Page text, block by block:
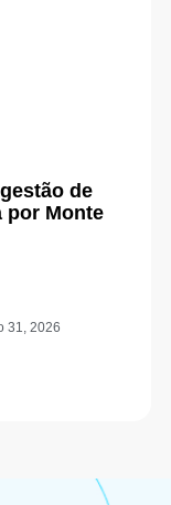
de
por Monte
31, 2026